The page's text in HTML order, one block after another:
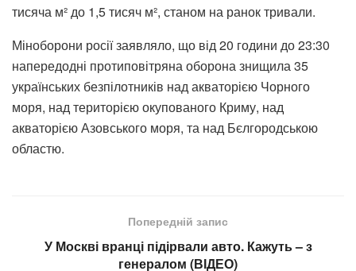
тисяча м² до 1,5 тисяч м², станом на ранок тривали.
Міноборони росії заявляло, що від 20 години до 23:30
напередодні протиповітряна оборона знищила 35
українських безпілотників над акваторією Чорного
моря, над територією окупованого Криму, над
акваторією Азовського моря, та над Бєлгородською
областю.
Попередній запис
У Москві вранці підірвали авто. Кажуть – з
генералом (ВІДЕО)